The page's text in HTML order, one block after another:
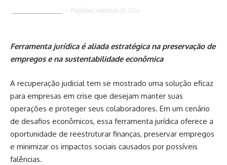
Published novembro 26, 2024
Ferramenta jurídica é aliada estratégica na preservação de
empregos e na sustentabilidade econômica
A recuperação judicial tem se mostrado uma solução eficaz
para empresas em crise que desejam manter suas
operações e proteger seus colaboradores. Em um cenário
de desafios econômicos, essa ferramenta jurídica oferece a
oportunidade de reestruturar finanças, preservar empregos
e minimizar os impactos sociais causados por possíveis
falências.